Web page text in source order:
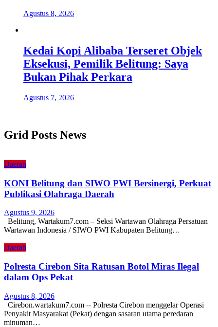
Agustus 8, 2026
Kedai Kopi Alibaba Terseret Objek
Eksekusi, Pemilik Belitung: Saya
Bukan Pihak Perkara
Agustus 7, 2026
Grid Posts News
Daerah
KONI Belitung dan SIWO PWI Bersinergi, Perkuat
Publikasi Olahraga Daerah
Agustus 9, 2026
Belitung, Wartakum7.com – Seksi Wartawan Olahraga Persatuan
Wartawan Indonesia / SIWO PWI Kabupaten Belitung…
Daerah
Polresta Cirebon Sita Ratusan Botol Miras Ilegal
dalam Ops Pekat
Agustus 8, 2026
Cirebon.wartakum7.com -- Polresta Cirebon menggelar Operasi
Penyakit Masyarakat (Pekat) dengan sasaran utama peredaran
minuman…